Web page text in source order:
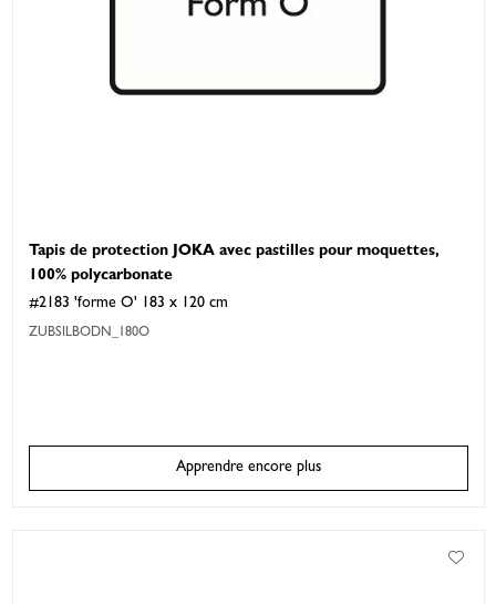
Tapis de protection JOKA avec pastilles pour moquettes,
100% polycarbonate
#2183 'forme O' 183 x 120 cm
ZUBSILBODN_180O
Apprendre encore plus